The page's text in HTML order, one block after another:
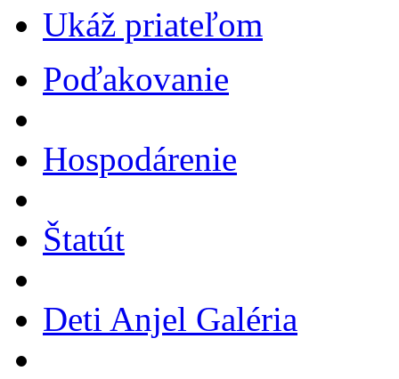
Ukáž priateľom
Poďakovanie
Hospodárenie
Štatút
Deti Anjel Galéria